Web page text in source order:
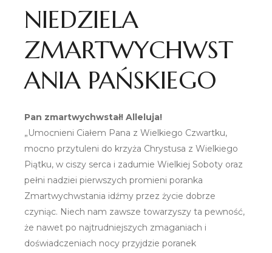
NIEDZIELA
ZMARTWYCHWST
ANIA PAŃSKIEGO
Pan zmartwychwstał! Alleluja!
„Umocnieni Ciałem Pana z Wielkiego Czwartku,
mocno przytuleni do krzyża Chrystusa z Wielkiego
Piątku, w ciszy serca i zadumie Wielkiej Soboty oraz
pełni nadziei pierwszych promieni poranka
Zmartwychwstania idźmy przez życie dobrze
czyniąc. Niech nam zawsze towarzyszy ta pewność,
że nawet po najtrudniejszych zmaganiach i
doświadczeniach nocy przyjdzie poranek